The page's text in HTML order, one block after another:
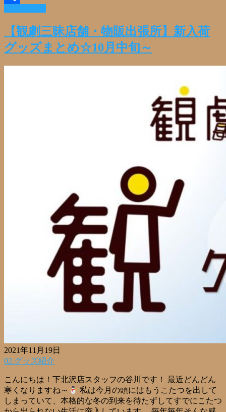
共
【観劇三昧店舗・物販出張所】新入荷
グッズまとめ☆10月中旬～
2021年11月19日
02.グッズ紹介
こんにちは！下北沢店スタッフの谷川です！ 最近どんどん
寒くなりますね～
私は今月の頭にはもうこたつを出して
しまっていて、本格的な冬の到来を待たずしてすでにこたつ